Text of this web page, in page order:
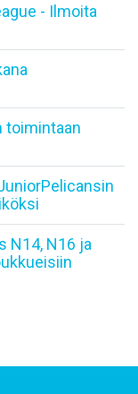
- Ilmoita
toimintaan
N14, N16 ja